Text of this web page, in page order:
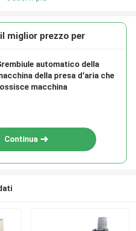
miglior prezzo per
automatico della
della presa d'aria che
macchina
Continua